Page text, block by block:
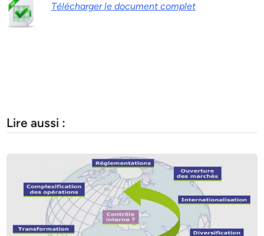
Télécharger le document complet
Lire aussi :